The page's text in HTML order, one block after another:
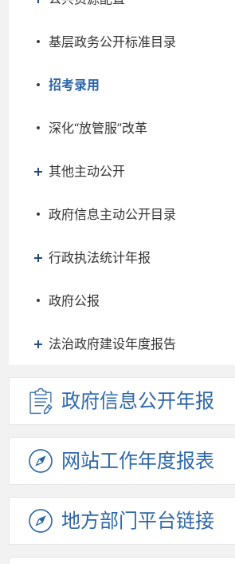
基层政务公开标准目录
招考录用
深化“放管服”改革
其他主动公开
政府信息主动公开目录
行政执法统计年报
政府公报
法治政府建设年度报告
政府信息公开年报
网站工作年度报表
地方部门平台链接